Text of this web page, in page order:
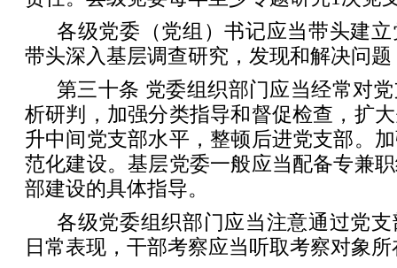
各级党委（党组）书记应当带头建
带头深入基层调查研究，发现和解决问
第三十条 党委组织部门应当经常对
析研判，加强分类指导和督促检查，扩
升中间党支部水平，整顿后进党支部。
范化建设。基层党委一般应当配备专兼
部建设的具体指导。
各级党委组织部门应当注意通过党
日常表现，干部考察应当听取考察对象